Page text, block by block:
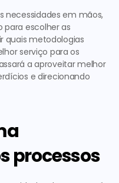
necessidades em mãos,
escolher as
quais metodologias
serviço para os
a aproveitar melhor
e direcionando
processos